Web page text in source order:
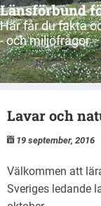
Länsförbund
Här får du fakta
- och miljöfrågor
Lavar och
19 september, 2016
Välkommen att
Sveriges ledande